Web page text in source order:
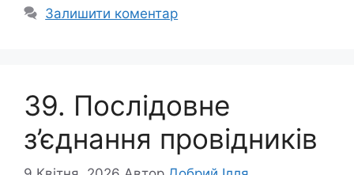
Залишити коментар
39. Послідовне
з’єднання провідників